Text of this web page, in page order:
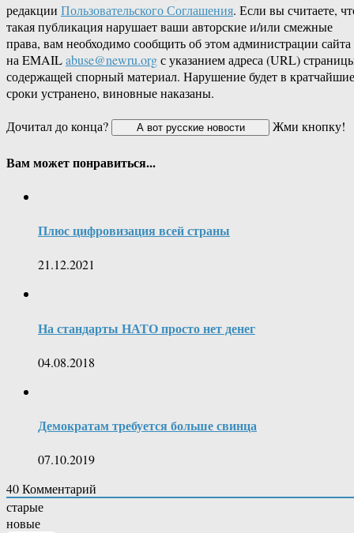
редакции Пользовательского Соглашения. Если вы считаете,
такая публикация нарушает ваши авторские и/или смежные
права, вам необходимо сообщить об этом администрации сайта
на EMAILabuse@newru.orgс указанием адреса (URL)
содержащей спорный материал. Нарушение будет в кратчайшие
сроки устранено, виновные наказаны.
Дочитал до конца?
Жми кнопку!
Вам может понравиться...
Плюс цифровизация всей страны
21.12.2021
На стандарты НАТО просто нет денег
04.08.2018
Демократам требуется больше свинца
07.10.2019
40Комментарий
старые
новые